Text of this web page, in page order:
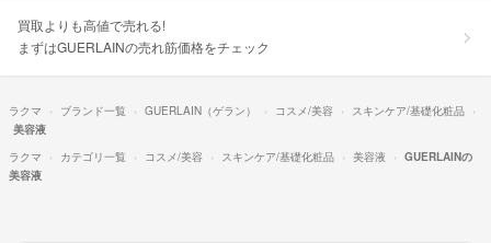
買取よりも高値で売れる!
まずはGUERLAINの売れ筋価格をチェック
ラクマ ブランド一覧 GUERLAIN（ゲラン） コスメ/美容
スキンケア/基礎化粧品
美容液
ラクマ
カテゴリ一覧 コスメ/美容 スキンケア/基礎化粧品 美容液
GUERLAINの
美容液